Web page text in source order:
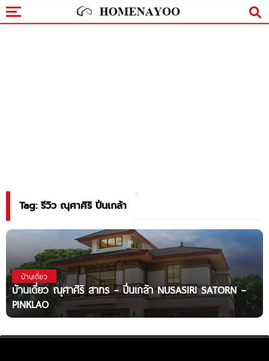
Tag: รีวิว ณุศาศิริ ปิ่นเกล้า
บ้านเดี่ยว
บ้านเดี่ยว ณุศาศิริ สาทร – ปิ่นเกล้า NUSASIRI SATORN –
PINKLAO